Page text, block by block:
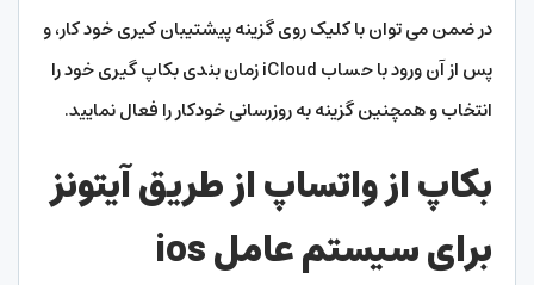
در ضمن می توان با کلیک روی گزینه پیشتیبان کیری خود کار، و
پس از آن ورود با حساب iCloud زمان بندی بکاپ گیری خود را
انتخاب و همچنین گزینه به روزرسانی خودکار را فعال نمایید.
بکاپ از واتساپ از طریق آیتونز
برای سیستم عامل ios